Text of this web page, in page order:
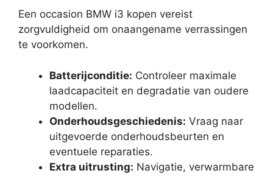
Een occasion BMW i3 kopen vereist
zorgvuldigheid om onaangename verrassingen
te voorkomen.
Batterijconditie: Controleer maximale
laadcapaciteit en degradatie van oudere
modellen.
Onderhoudsgeschiedenis: Vraag naar
uitgevoerde onderhoudsbeurten en
eventuele reparaties.
Extra uitrusting: Navigatie, verwarmbare